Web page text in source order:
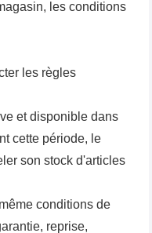
les conditions
les règles
et disponible dans
cette période, le
son stock d'articles
conditions de
reprise,